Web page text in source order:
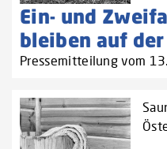
Ein- und
bleiben auf
Pressemitteilung vom